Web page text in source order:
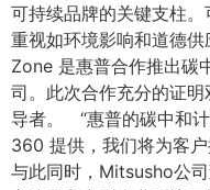
可持续品牌的关键支柱
重视如环境影响和道德
Zone 是惠普合作推出碳
司。此次合作充分的证
导者。 “惠普的碳中和
360 提供，我们将为客
与此同时，Mitsusho公